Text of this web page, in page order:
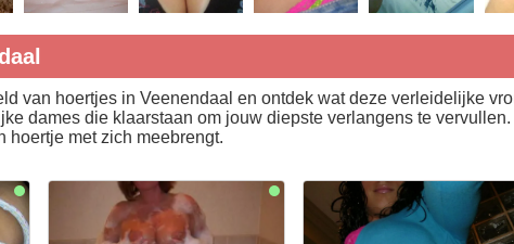
van hoertjes in Veenendaal en ontdek wat deze verleidelijke
dames die klaarstaan om jouw diepste verlangens te
hoertje met zich meebrengt.